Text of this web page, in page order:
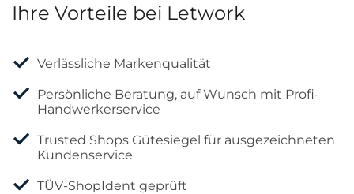
Ihre Vorteile bei Letwork
Verlässliche Markenqualität
Persönliche Beratung, auf Wunsch mit Profi-
Handwerkerservice
Trusted Shops Gütesiegel für ausgezeichneten
Kundenservice
TÜV-ShopIdent geprüft